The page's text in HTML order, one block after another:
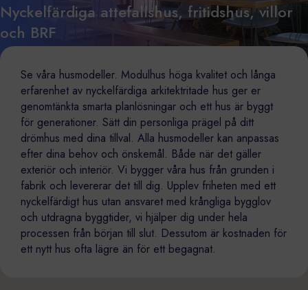
Nyckelfärdiga attefallshus, fritidshus, villor
och BRF
Se våra husmodeller. Modulhus höga kvalitet och långa
erfarenhet av nyckelfärdiga arkitektritade hus ger er
genomtänkta smarta planlösningar och ett hus är byggt
för generationer. Sätt din personliga prägel på ditt
drömhus med dina tillval. Alla husmodeller kan anpassas
efter dina behov och önskemål. Både när det gäller
exteriör och interiör. Vi bygger våra hus från grunden i
fabrik och levererar det till dig. Upplev friheten med ett
nyckelfärdigt hus utan ansvaret med krångliga bygglov
och utdragna byggtider, vi hjälper dig under hela
processen från början till slut. Dessutom är kostnaden för
ett nytt hus ofta lägre än för ett begagnat.